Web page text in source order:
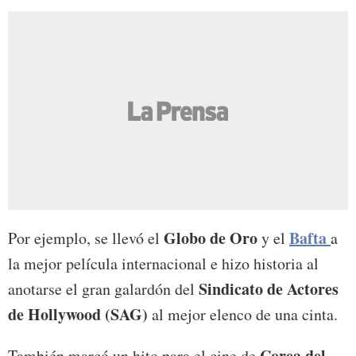
Por ejemplo, se llevó el Globo de Oroy el Baftaa
la mejor película internacional e hizo historia al
anotarse el gran galardón del Sindicato de Actores
de Hollywood (SAG) al mejor elenco de una cinta.